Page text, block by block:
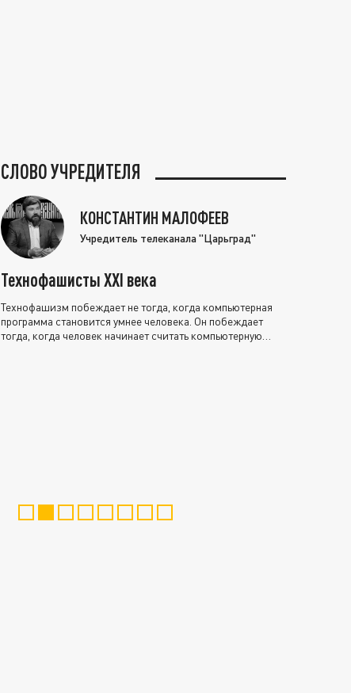
СЛОВО УЧРЕДИТЕЛЯ
КОНСТАНТИН МАЛОФЕЕВ
Учредитель телеканала "Царьград"
Технофашисты XXI века
Технофашизм побеждает не тогда, когда компьютерная
программа становится умнее человека. Он побеждает
тогда, когда человек начинает считать компьютерную